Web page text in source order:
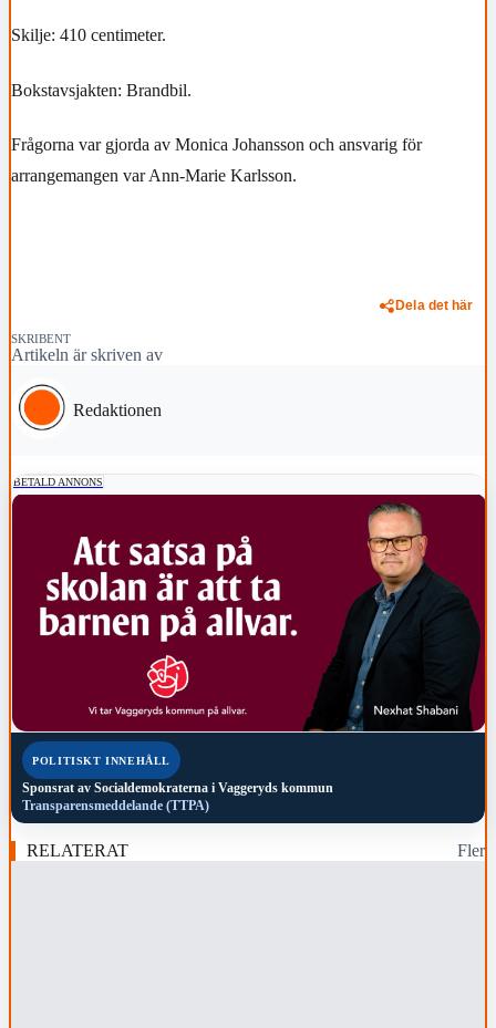
Skilje: 410 centimeter.
Bokstavsjakten: Brandbil.
Frågorna var gjorda av Monica Johansson och ansvarig för
arrangemangen var Ann-Marie Karlsson.
Dela det här
SKRIBENT
Artikeln är skriven av
Redaktionen
BETALD ANNONS
POLITISKT INNEHÅLL
Sponsrat av Socialdemokraterna i Vaggeryds kommun
Transparensmeddelande (TTPA)
RELATERAT Fler